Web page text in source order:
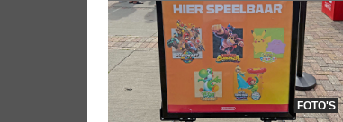
FOTO'S